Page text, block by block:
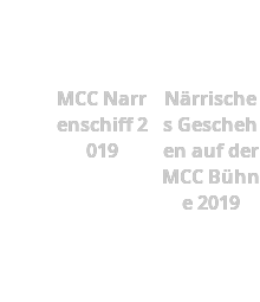
MCC Narr
enschiff 2
019
Närrische
s Gescheh
en auf der
MCC Bühn
e 2019